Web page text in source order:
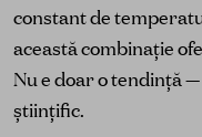
constant de
această combinație
Nu e doar o tendință
științific.